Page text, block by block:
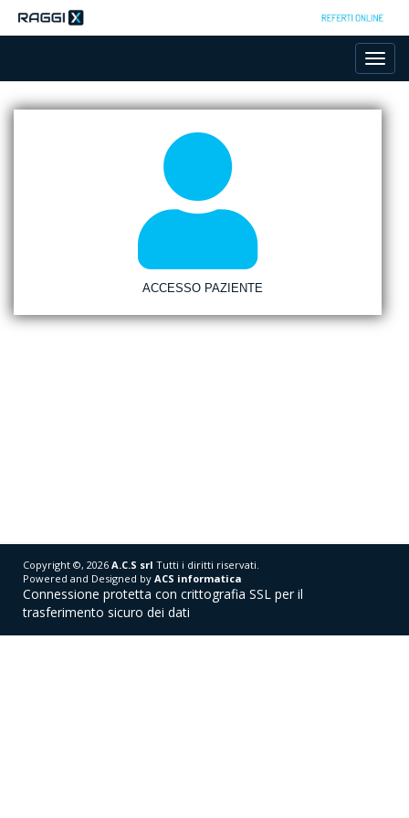
ACCESSO PAZIENTE
Copyright ©, 2026 A.C.S srl Tutti i diritti riservati.
Powered and Designed by ACS informatica
Connessione protetta con crittografia SSL per il
trasferimento sicuro dei dati